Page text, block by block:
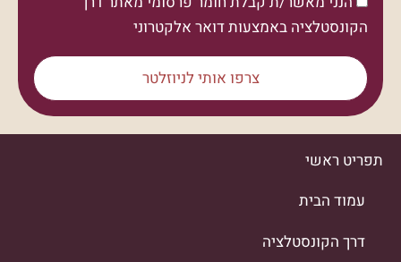
הקונסטלציה באמצעות דואר אלקטרוני
צרפו אותי לניוזלטר
תפריט ראשי
עמוד הבית
דרך הקונסטלציה